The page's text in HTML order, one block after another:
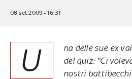
08 set 2009 - 16:31
U
na delle sue ex
del quiz: "Ci
nostri battibecchi